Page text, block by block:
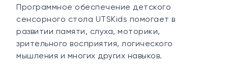
Программное обеспечение детского
сенсорного стола UTSKids помогает в
развитии памяти, слуха, моторики,
зрительного восприятия, логического
мышления и многих других навыков.